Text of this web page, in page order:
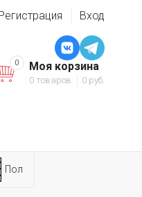
Вход
Моя корзина
0 товаров 0 руб.
0
Пол